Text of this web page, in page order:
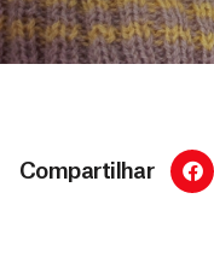
Compartilhar